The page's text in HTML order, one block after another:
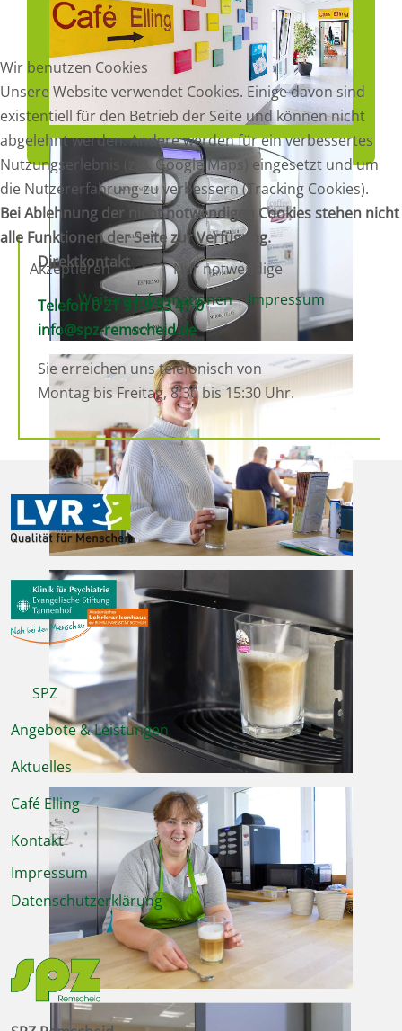
Direktkontakt
Telefon 0 21 91‑9 33 41-0
info@spz-remscheid.de
Sie erreichen uns telefonisch von
Montag bis Freitag, 8:30 bis 15:30 Uhr.
SPZ
Angebote & Leistungen
Aktuelles
Café Elling
Kontakt
Impressum
Datenschutzerklärung
Wir benutzen Cookies
Unsere Website verwendet Cookies. Einige davon sind
existentiell für den Betrieb der Seite und können nicht
abgelehnt werden. Andere werden für ein verbessertes
Nutzungserlebnis (z.B. Google Maps) eingesetzt und um
die Nutzererfahrung zu verbessern (Tracking Cookies).
Bei Ablehnung der nicht notwendigen Cookies stehen nicht
alle Funktionen der Seite zur Verfügung.
Akzeptieren
Nur notwendige
Weitere Informationen|Impressum